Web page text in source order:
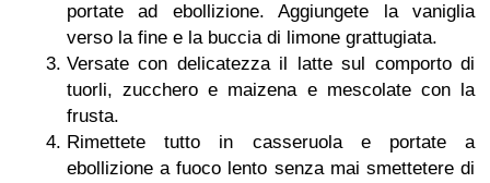
portate ad ebollizione. Aggiungete la vaniglia
verso la fine e la buccia di limone grattugiata.
Versate con delicatezza il latte sul comporto di
tuorli, zucchero e maizena e mescolate con la
frusta.
Rimettete tutto in casseruola e portate a
ebollizione a fuoco lento senza mai smettetere di